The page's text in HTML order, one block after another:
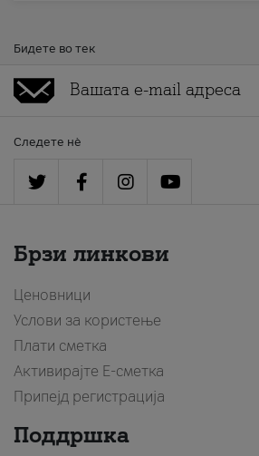
Бидете во тек
Следете нè
Брзи линкови
Ценовници
Услови за користење
Плати сметка
Активирајте Е-сметка
Припејд регистрација
Поддршка